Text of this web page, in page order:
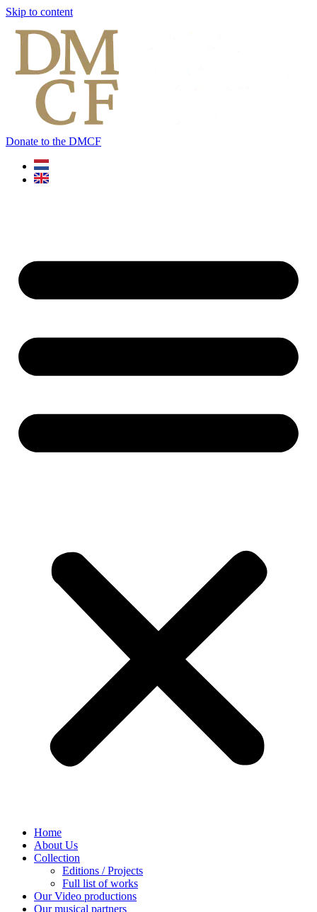
Skip to content
Donate to the DMCF
Home
About Us
Collection
Editions / Projects
Full list of works
Our Video productions
Our musical partners